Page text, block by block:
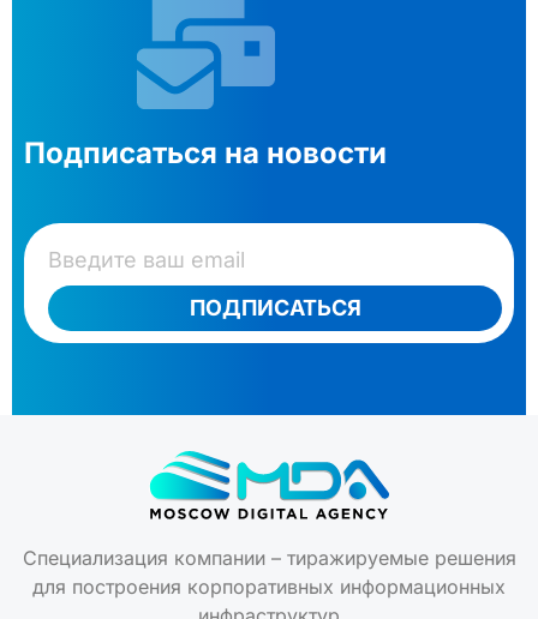
Подписаться на новости
ПОДПИСАТЬСЯ
Специализация компании – тиражируемые решения
для построения корпоративных информационных